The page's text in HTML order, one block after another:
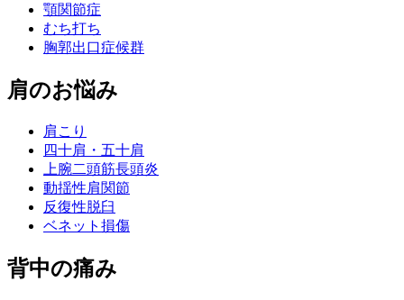
顎関節症
むち打ち
胸郭出口症候群
肩のお悩み
肩こり
四十肩・五十肩
上腕二頭筋長頭炎
動揺性肩関節
反復性脱臼
ベネット損傷
背中の痛み